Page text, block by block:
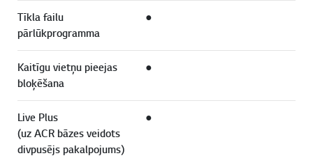
Tīkla failu
pārlūkprogramma
●
Kaitīgu vietņu pieejas
bloķēšana
●
Live Plus
(uz ACR bāzes veidots
divpusējs pakalpojums)
●